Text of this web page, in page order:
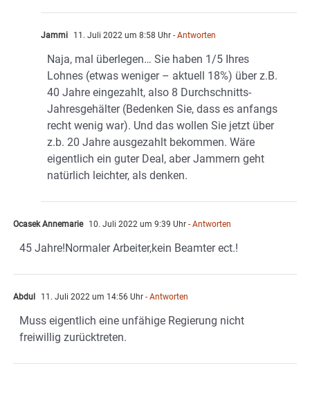
Jammi 11. Juli 2022 um 8:58 Uhr - Antworten
Naja, mal überlegen… Sie haben 1/5 Ihres
Lohnes (etwas weniger – aktuell 18%) über z.B.
40 Jahre eingezahlt, also 8 Durchschnitts-
Jahresgehälter (Bedenken Sie, dass es anfangs
recht wenig war). Und das wollen Sie jetzt über
z.b. 20 Jahre ausgezahlt bekommen. Wäre
eigentlich ein guter Deal, aber Jammern geht
natürlich leichter, als denken.
Ocasek Annemarie 10. Juli 2022 um 9:39 Uhr - Antworten
45 Jahre!Normaler Arbeiter,kein Beamter ect.!
Abdul 11. Juli 2022 um 14:56 Uhr - Antworten
Muss eigentlich eine unfähige Regierung nicht
freiwillig zurücktreten.